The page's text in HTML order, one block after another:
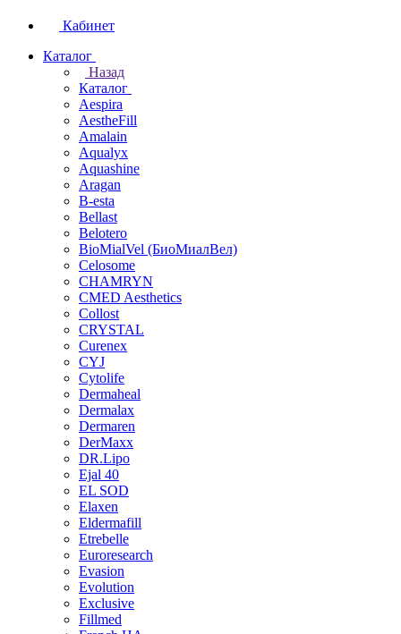
Кабинет
Каталог
Назад
Каталог
Aespira
AestheFill
Amalain
Aqualyx
Aquashine
Aragan
B-esta
Bellast
Belotero
BioMialVel (БиоМиалВел)
Celosome
CHAMRYN
CMED Aesthetics
Collost
CRYSTAL
Curenex
CYJ
Cytolife
Dermaheal
Dermalax
Dermaren
DerMaxx
DR.Lipo
Ejal 40
EL SOD
Elaxen
Eldermafill
Etrebelle
Euroresearch
Evasion
Evolution
Exclusive
Fillmed